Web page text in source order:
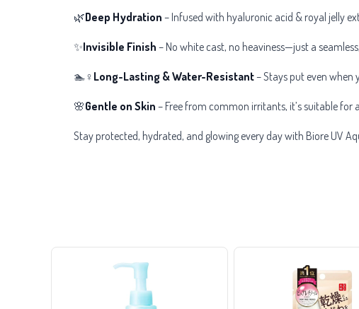
🌿Deep Hydration – Infused with hyaluronic acid & royal jelly
✨Invisible Finish – No white cast, no heaviness—just a
🏊♀️ Long-Lasting & Water-Resistant– Stays put even
🌸Gentle on Skin – Free from common irritants, it’s suitable for
Stay protected, hydrated, and glowing every day with Biore UV